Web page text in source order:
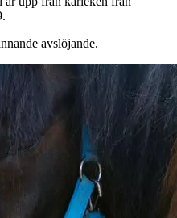
avslöjande.